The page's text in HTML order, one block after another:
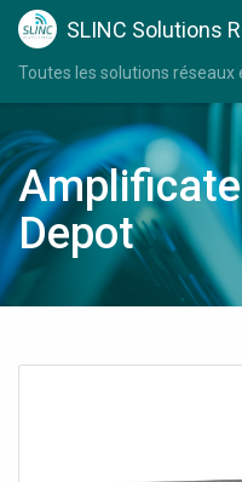
SLINC Solutions
Toutes les solutions réseaux
Depot